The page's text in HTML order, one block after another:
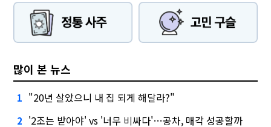
많이 본 뉴스
1 "20년 살았으니 내 집 되게 해달라?"
2 '2조는 받아야' vs '너무 비싸다'…공차, 매각 성공할까